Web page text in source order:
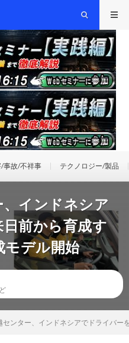
/事故/不祥事 テクノロジー/製品
インドネシア
前から育成す
モデル開始
センター、インドネシアでドライバー